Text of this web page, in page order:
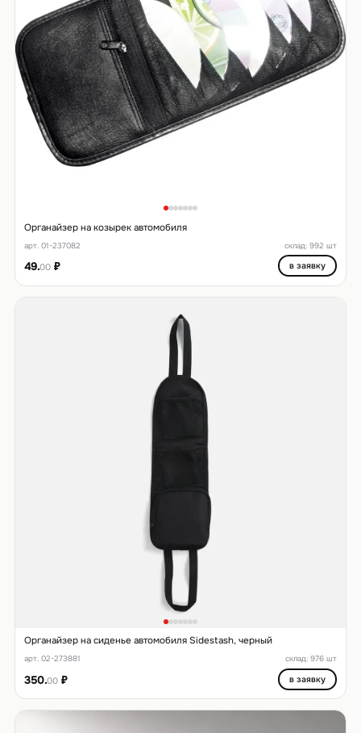
Органайзер на козырек автомобиля
арт. 01-237082 склад: 992 шт
49.00₽ в заявку
Органайзер на сиденье автомобиля Sidestash, черный
арт. 02-273881 склад: 976 шт
350.00₽ в заявку